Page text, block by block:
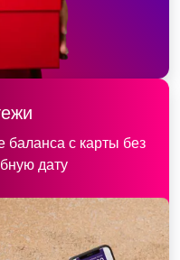
баланса с карты без
дату